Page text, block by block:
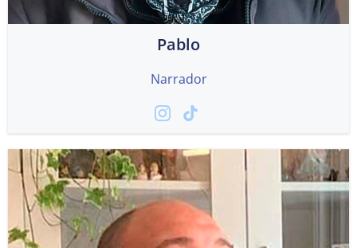
Pablo
Narrador